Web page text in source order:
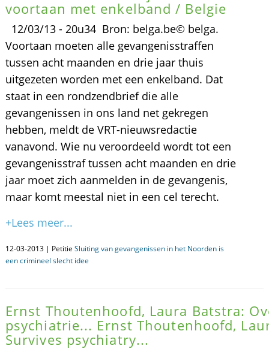
voortaan met enkelband / Belgie
12/03/13 - 20u34 Bron: belga.be© belga.
Voortaan moeten alle gevangenisstraffen
tussen acht maanden en drie jaar thuis
uitgezeten worden met een enkelband. Dat
staat in een rondzendbrief die alle
gevangenissen in ons land net gekregen
hebben, meldt de VRT-nieuwsredactie
vanavond. Wie nu veroordeeld wordt tot een
gevangenisstraf tussen acht maanden en drie
jaar moet zich aanmelden in de gevangenis,
maar komt meestal niet in een cel terecht.
+Lees meer...
12-03-2013 | Petitie Sluiting van gevangenissen in het Noorden is
een crimineel slecht idee
Ernst Thoutenhoofd, Laura Batstra:
psychiatrie... Ernst Thoutenhoofd,
Survives psychiatry...